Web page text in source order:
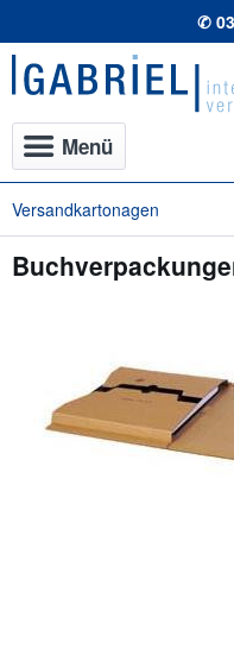
✆
Menü
Versandkartonagen